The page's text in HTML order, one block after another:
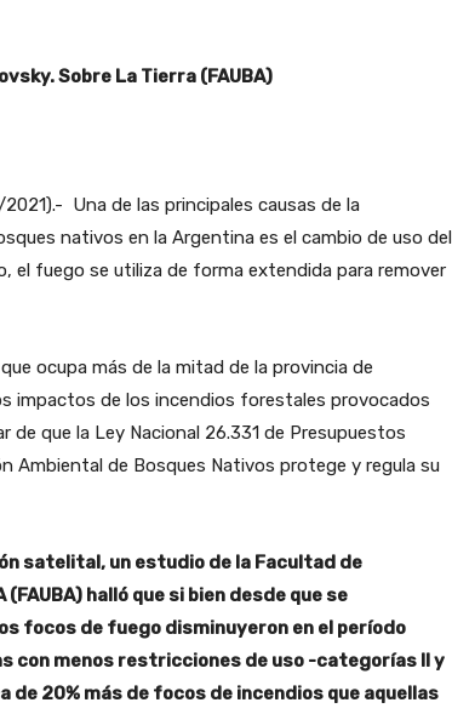
Sobre La Tierra (FAUBA)
2021).- Una de las principales causas de la
nativos en la Argentina es el cambio de uso del
el fuego se utiliza de forma extendida para remover
ocupa más de la mitad de la provincia de
impactos de los incendios forestales provocados
de que la Ley Nacional 26.331 de Presupuestos
Ambiental de Bosques Nativos protege y regula su
satelital, un estudio de la Facultad de
(FAUBA) halló que si bien desde que se
focos de fuego disminuyeron en el período
con menos restricciones de uso -categorías II y
de 20% más de focos de incendios que aquellas